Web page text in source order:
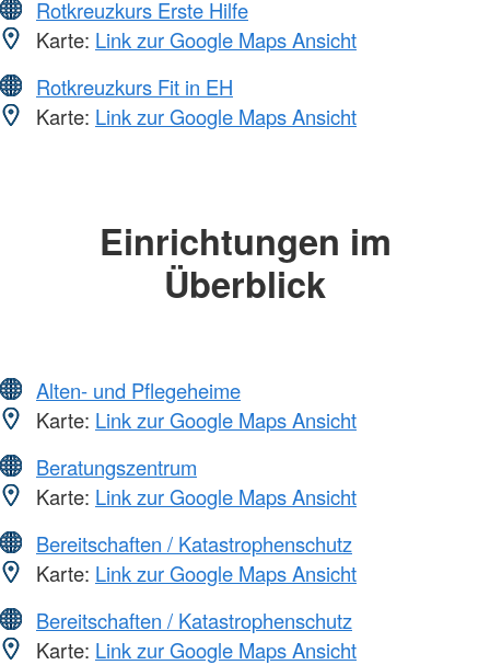
Rotkreuzkurs Erste Hilfe
Karte: Link zur Google Maps Ansicht
Rotkreuzkurs Fit in EH
Karte: Link zur Google Maps Ansicht
Einrichtungen im
Überblick
Alten- und Pflegeheime
Karte: Link zur Google Maps Ansicht
Beratungszentrum
Karte: Link zur Google Maps Ansicht
Bereitschaften / Katastrophenschutz
Karte: Link zur Google Maps Ansicht
Bereitschaften / Katastrophenschutz
Karte: Link zur Google Maps Ansicht